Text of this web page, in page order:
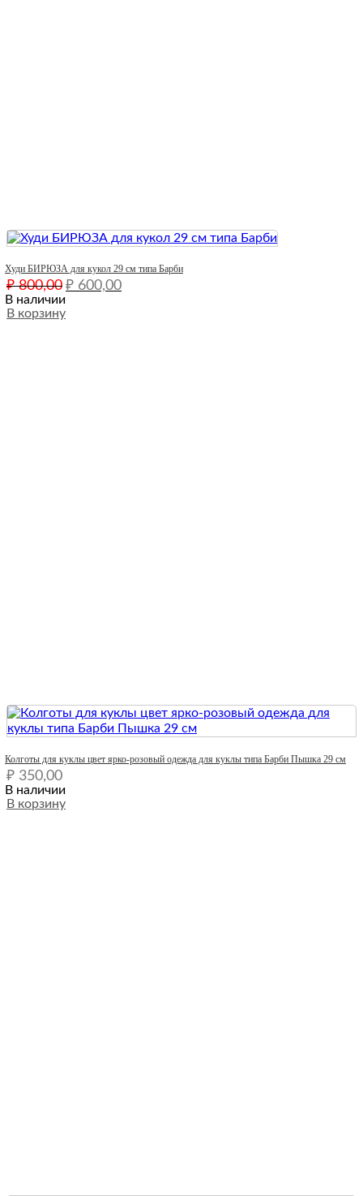
Худи БИРЮЗА для кукол 29 см типа Барби
₽800,00 Первоначальная
составляла
₽ 600,00Текущая
В наличии
В корзину
Колготы для куклы цвет ярко-розовый одежда для куклы типа Барби Пышка 29 см
₽ 350,00
В наличии
В корзину